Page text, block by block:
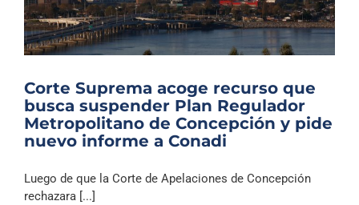
Corte Suprema acoge recurso que
busca suspender Plan Regulador
Metropolitano de Concepción y pide
nuevo informe a Conadi
Luego de que la Corte de Apelaciones de Concepción
rechazara [...]